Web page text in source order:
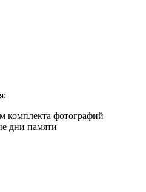
комплекта фотографий
дни памяти